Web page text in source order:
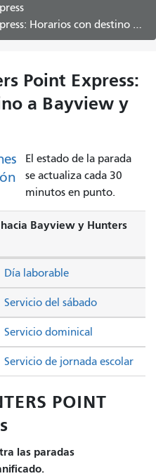
con destino a Bayview y Hunters Point
Point Express:
a Bayview y
El estado de la parada
se actualiza cada 30
minutos en punto.
Bayview y Hunters
Servicio del sábado
Servicio dominical
Día laborable
Servicio de jornada escolar
POINT
las paradas